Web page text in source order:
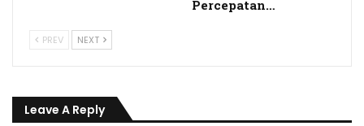
Percepatan…
PREV NEXT
Leave A Reply